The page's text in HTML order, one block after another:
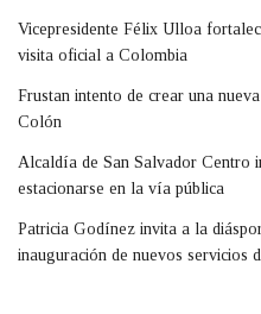
Vicepresidente Félix Ulloa
visita oficial a Colombia
Frustan intento de crear una
Colón
Alcaldía de San Salvador Centro
estacionarse en la vía pública
Patricia Godínez invita a la
inauguración de nuevos servicios